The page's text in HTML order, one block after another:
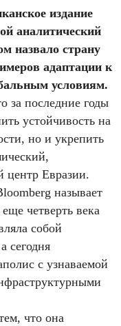
издание
аналитический
назвало страну
адаптации к
условиям.
за последние годы
устойчивость на
но и укрепить
центр Евразии.
называет
четверть века
собой
сегодня
с узнаваемой
что она